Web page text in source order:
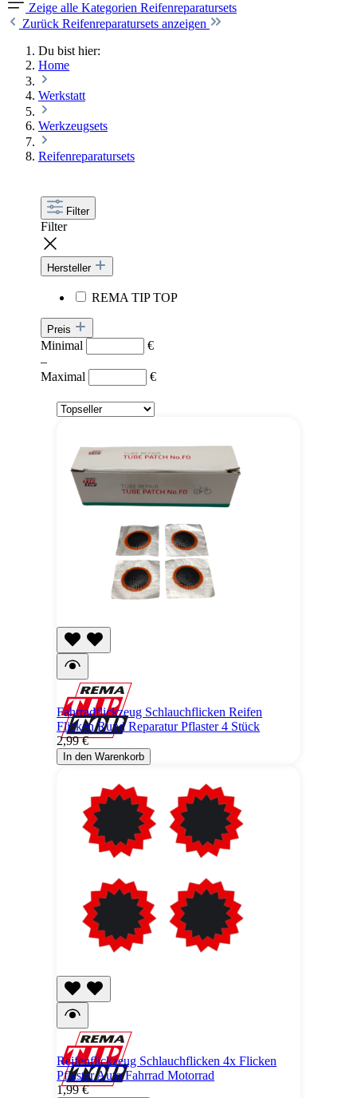
Zeige alle Kategorien Reifenreparatursets
Zurück Reifenreparatursets anzeigen
Du bist hier:
Home
Werkstatt
Werkzeugsets
Reifenreparatursets
Filter
Filter
Hersteller
REMA TIP TOP
Preis
Minimal
€
–
Maximal
€
Fahrradflickzeug Schlauchflicken Reifen
Flicken Rund Reparatur Pflaster 4 Stück
2,99 €
In den Warenkorb
Reifenflickzeug Schlauchflicken 4x Flicken
Pflaster Auto Fahrrad Motorrad
1,99 €